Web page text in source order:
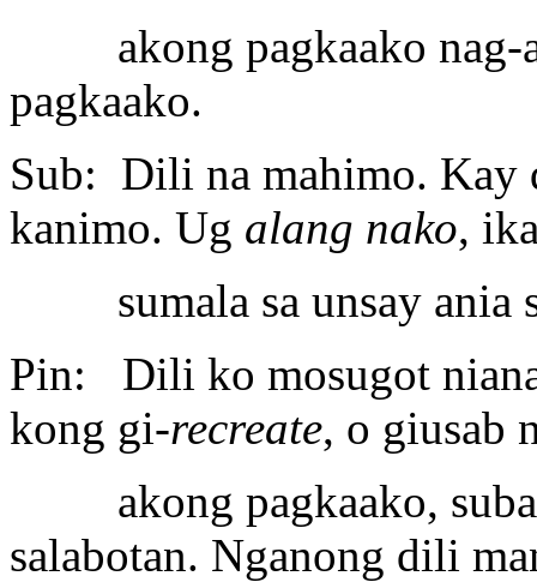
akong pagkaako nag-
pagkaako.
Sub: Dili na mahimo. Kay
kanimo. Ug alang nako,
sumala sa unsay ania
Pin: Dili ko mosugot
kong gi-recreate, o giusab
akong pagkaako, subay
salabotan. Nganong dili